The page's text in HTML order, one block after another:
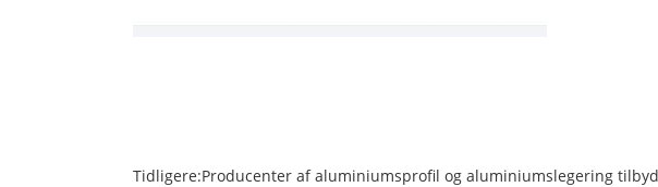
Tidligere:Producenter af aluminiumsprofil og aluminiumslegering